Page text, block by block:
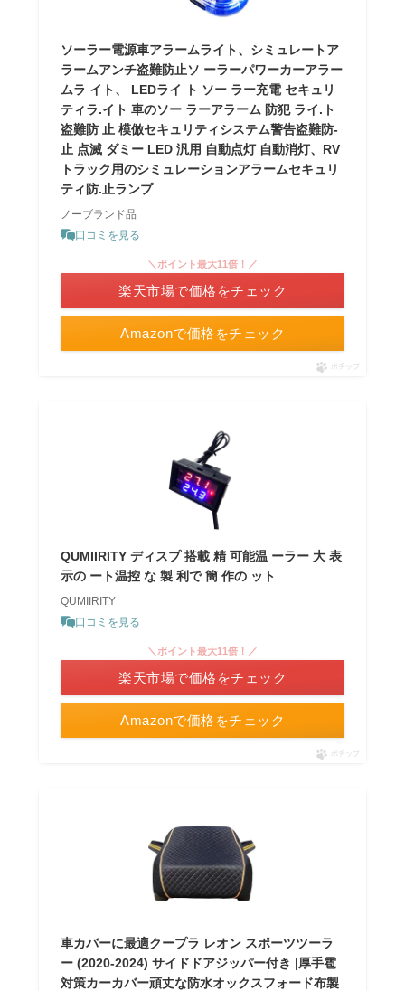
ソーラー電源車アラームライト、シミュレートア
ラームアンチ盗難防止ソ ーラーパワーカーアラー
ムラ イト、 LEDライ ト ソー ラー充電 セキュリ
ティラ.イト 車のソー ラーアラーム 防犯 ライ.ト
盗難防 止 模倣セキュリティシステム警告盗難防-
止 点滅 ダミー LED 汎用 自動点灯 自動消灯、RV
トラック用のシミュレーションアラームセキュリ
ティ防.止ランプ
ノーブランド品
口コミを見る
Amazonで価格をチェック
＼ポイント最大11倍！／
楽天市場で価格をチェック
ポチップ
QUMIIRITY ディスプ 搭載 精 可能温 ーラー 大 表
示の ート温控 な 製 利で 簡 作の ット
QUMIIRITY
口コミを見る
Amazonで価格をチェック
＼ポイント最大11倍！／
楽天市場で価格をチェック
ポチップ
車カバーに最適クープラ レオン スポーツツーラ
ー (2020-2024) サイドドアジッパー付き |厚手雹
対策カーカバー頑丈な防水オックスフォード布製